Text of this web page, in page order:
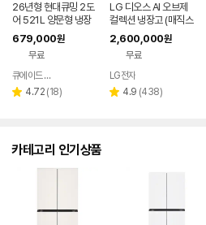
26년형 현대큐밍 2도
어 521L 양문형 냉장
고 실버 가정용 사무실
QRSE52TSS3Y
679,000원
무료
큐에이드 스토어
별 4.72 리
(18)
LG 디오스 AI 오브제
컬렉션 냉장고 (매직스
페이스) T876MEE1
H1
2,600,000원
무료
LG전자
별 4.9 리
(438)
카테고리 인기상품